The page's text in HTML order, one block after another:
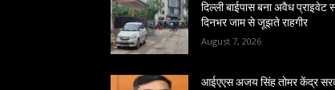
दिल्ली बाईपास बना अवैध प्राइवेट
दिनभर जाम से जूझते राहगीर
August 7, 2026
आईएएस अजय सिंह तोमर केंद्र